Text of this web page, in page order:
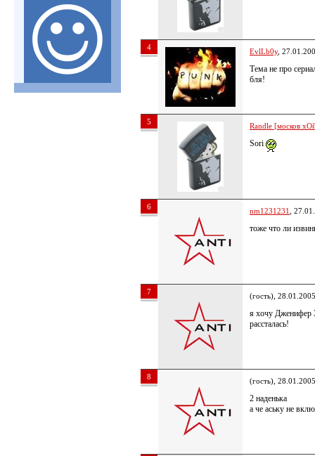
4 EvlLb0y,
Тема не про
бля!
5 Randle [москов
Sori
6 nm1231231 ,
тоже что ли
7 (гость),
я хочу Дженифер
рассталась!
8 (гость),
2 наденька
а че аську не